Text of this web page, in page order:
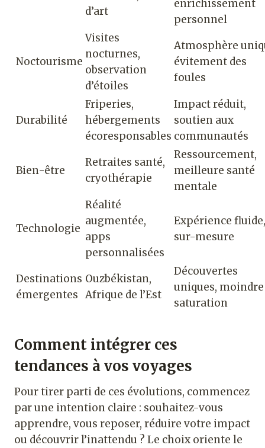
d’art
enrichissement
personnel
Noctourisme
Visites
nocturnes,
observation
d’étoiles
Atmosphère
évitement des
foules
Durabilité
Friperies,
hébergements
écoresponsables
Impact réduit,
soutien aux
communautés
Bien-être
Retraites santé,
cryothérapie
Ressourcement,
meilleure santé
mentale
Technologie
Réalité
augmentée,
apps
personnalisées
Expérience fluide,
sur-mesure
Destinations
émergentes
Ouzbékistan,
Afrique de l’Est
Découvertes
uniques, moindre
saturation
Comment intégrer ces
tendances à vos voyages
Pour tirer parti de ces évolutions, commencez
par une intention claire : souhaitez-vous
apprendre, vous reposer, réduire votre impact
ou découvrir l’inattendu ? Le choix oriente le